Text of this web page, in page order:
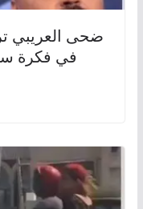
ضحى العريبي
في فكرة